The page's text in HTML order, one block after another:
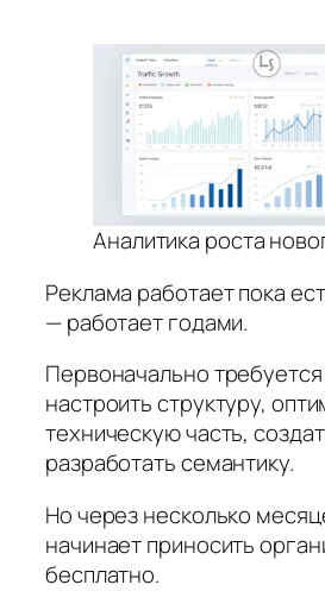
Аналитика роста
Реклама работает пока
— работает годами.
Первоначально
настроить структуру,
техническую часть,
разработать семантику.
Но через несколько
начинает приносить
бесплатно.